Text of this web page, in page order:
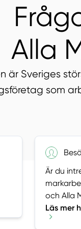
Alla
är Sveriges
som
Är du
och Alla
Läs mer